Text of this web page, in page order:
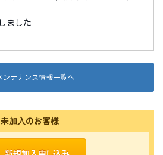
ました
ンテナンス情報一覧へ
未加入のお客様